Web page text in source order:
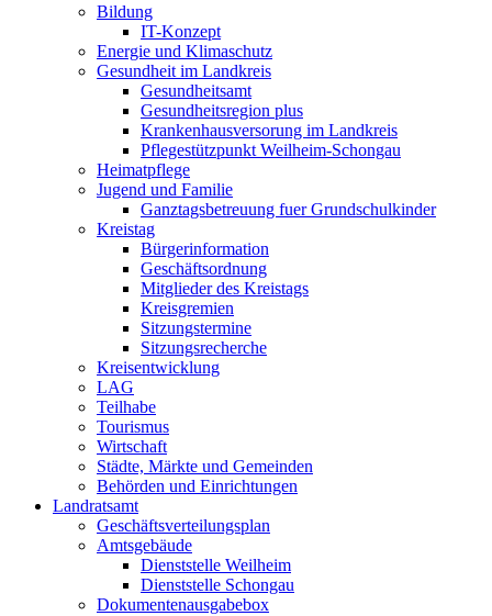
Bildung
IT-Konzept
Energie und Klimaschutz
Gesundheit im Landkreis
Gesundheitsamt
Gesundheitsregion plus
Krankenhausversorung im Landkreis
Pflegestützpunkt Weilheim-Schongau
Heimatpflege
Jugend und Familie
Ganztagsbetreuung fuer Grundschulkinder
Kreistag
Bürgerinformation
Geschäftsordnung
Mitglieder des Kreistags
Kreisgremien
Sitzungstermine
Sitzungsrecherche
Kreisentwicklung
LAG
Teilhabe
Tourismus
Wirtschaft
Städte, Märkte und Gemeinden
Behörden und Einrichtungen
Landratsamt
Geschäftsverteilungsplan
Amtsgebäude
Dienststelle Weilheim
Dienststelle Schongau
Dokumentenausgabebox